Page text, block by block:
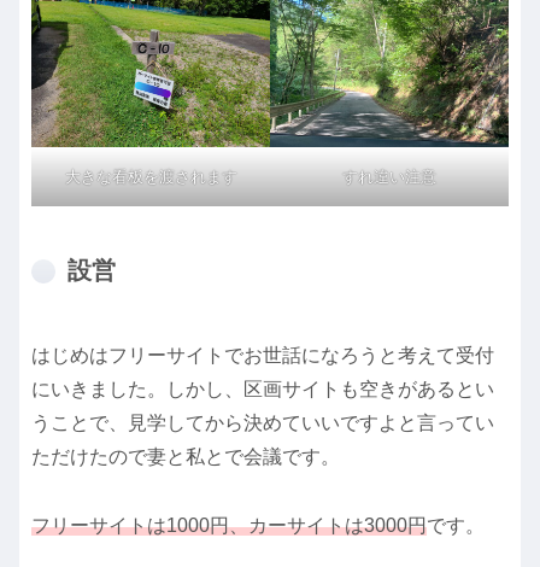
大きな看板を渡されます すれ違い注意
設営
はじめはフリーサイトでお世話になろうと考えて受付
にいきました。しかし、区画サイトも空きがあるとい
うことで、見学してから決めていいですよと言ってい
ただけたので妻と私とで会議です。
フリーサイトは1000円、カーサイトは3000円です。